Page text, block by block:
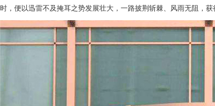
时，便以迅雷不及掩耳之势发展壮大，一路披荆斩棘、风雨无阻，获